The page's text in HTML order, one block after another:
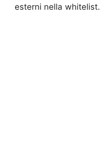
esterni nella whitelist.